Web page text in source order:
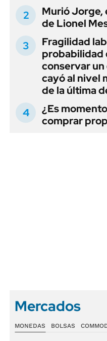
Murió Jorge,
de Lionel
Fragilidad
probabilidad
conservar
cayó al nivel
de la última
¿Es
comprar
Mercados
MONEDAS BOLSAS